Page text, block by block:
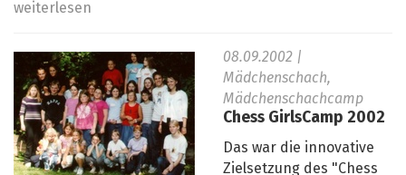
weiterlesen
08.09.2002 |
Mädchenschach,
Mädchenschachcamp
Chess GirlsCamp 2002
Das war die innovative
Zielsetzung des "Chess